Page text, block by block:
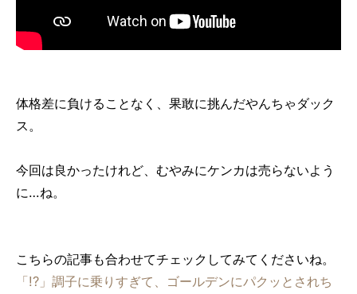
体格差に負けることなく、果敢に挑んだやんちゃダック
ス。
今回は良かったけれど、むやみにケンカは売らないよう
に…ね。
こちらの記事も合わせてチェックしてみてくださいね。
「!?」調子に乗りすぎて、ゴールデンにパクッとされち